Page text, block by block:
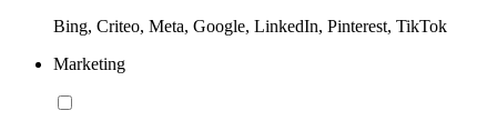
Bing, Criteo, Meta, Google, LinkedIn, Pinterest, TikTok
Marketing